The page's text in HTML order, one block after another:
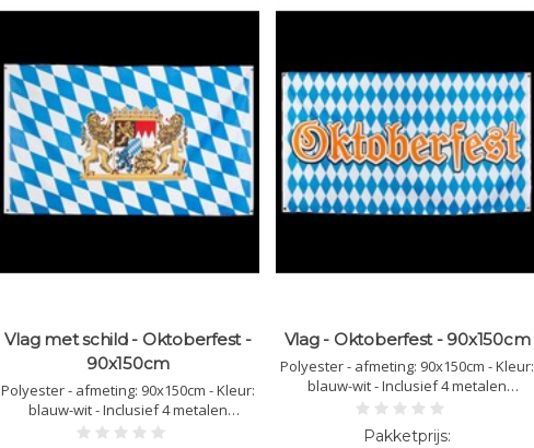
Vlag met schild - Oktoberfest -
90x150cm
Polyester - afmeting: 90x150cm - Kleur:
blauw-wit - Inclusief 4 metalen
ophangringen
Vlag - Oktoberfest - 90x150cm
Polyester - afmeting: 90x150cm - Kleur:
blauw-wit - Inclusief 4 metalen
ophangringen